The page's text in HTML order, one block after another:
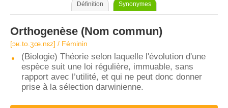
Définition Synonymes
Orthogenèse (Nom commun)
[ɔʁ.to.ʒœ.nɛz] / Féminin
(Biologie) Théorie selon laquelle l'évolution d'une
espèce suit une loi régulière, immuable, sans
rapport avec l’utilité, et qui ne peut donc donner
prise à la sélection darwinienne.